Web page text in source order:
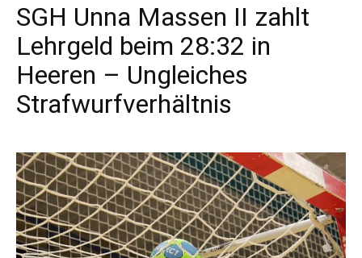
SGH Unna Massen II zahlt
Lehrgeld beim 28:32 in
Heeren – Ungleiches
Strafwurfverhältnis